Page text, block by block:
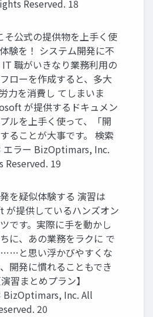
Reserved. 18
そ公式の提供物を上手く使
験を！ システム開発に不
職がいきなり業務利用の
ローを作成すると、多大
力を消費し てしまいま
が提供するドキュメン
ルを上手く使って、「開
ることが大事です。 検索
エラー BizOptimars, Inc.
Reserved. 19
を疑似体験する 演習は
が提供しているハンズオン
です。実際に手を動かし
に、あの業務をラクに で
と思い浮かびやすくな
開発に慣れることもでき
習まとめプラン】
BizOptimars, Inc. All
20